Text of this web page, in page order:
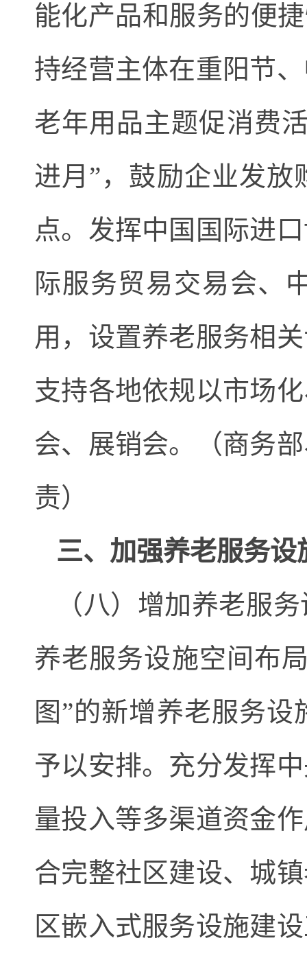
能化产品和服务的便
持经营主体在重阳节
老年用品主题促消费
进月”，鼓励企业发
点。发挥中国国际进
际服务贸易交易会、
用，设置养老服务相
支持各地依规以市场
会、展销会。（商务
责）
三、加强养老服务
（八）增加养老服
养老服务设施空间布
图”的新增养老服务
予以安排。充分发挥
量投入等多渠道资金
合完整社区建设、城
区嵌入式服务设施建